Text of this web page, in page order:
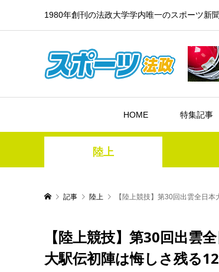
1980年創刊の法政大学学内唯一のスポーツ新聞
HOME 特集記事
陸上
記事 陸上 【陸上競技】第30回出雲全日
【陸上競技】第30回出
大駅伝初陣は悔しさ残る